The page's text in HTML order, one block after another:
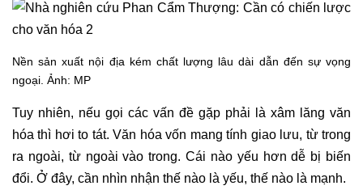
Nền sản xuất nội địa kém chất lượng lâu dài dẫn đến sự vọng
ngoại. Ảnh: MP
Tuy nhiên, nếu gọi các vấn đề gặp phải là xâm lăng văn
hóa thì hơi to tát. Văn hóa vốn mang tính giao lưu, từ trong
ra ngoài, từ ngoài vào trong. Cái nào yếu hơn dễ bị biến
đổi. Ở đây, cần nhìn nhận thế nào là yếu, thế nào là mạnh.